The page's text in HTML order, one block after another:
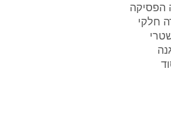
הפסיקה
חלקי